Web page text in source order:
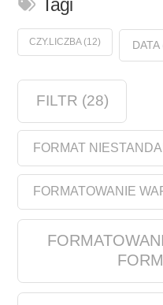
Tagi
CZY.LICZBA(12) DATA
FILTR (28)
FORMAT
FORMATOWANIE